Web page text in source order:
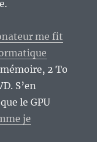
me fit
2 To
S’en
le GPU
je